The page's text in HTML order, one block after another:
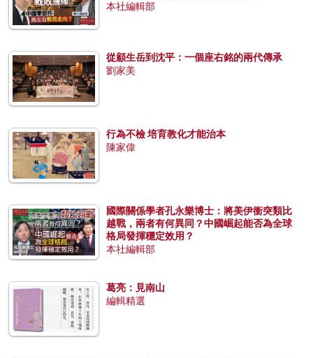
本社編輯部
從顧生岳到沈平：一個座右銘的兩代傳承
劉家美
行為不檢 培育教化才能治本
陳家偉
國際關係學者孔永樂博士：將美伊衝突類比
越戰，兩者有何異同？中國崛起能否為全球
格局發揮穩定效用？
本社編輯部
葛亮：見南山
編輯精選